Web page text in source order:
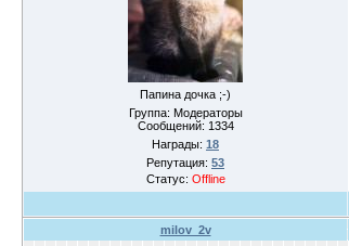
Папина дочка ;-)
Группа: Модераторы
Сообщений: 1334
Награды: 18
Репутация: 53
Статус: Offline
milov_2v